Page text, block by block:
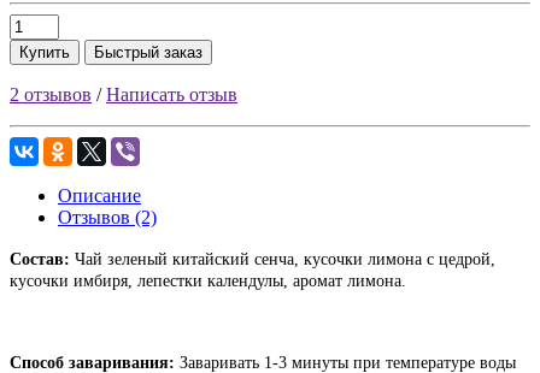
Купить Быстрый заказ
2 отзывов /Написать отзыв
Описание
Отзывов (2)
Состав: Чай зеленый китайский сенча, кусочки лимона с цедрой,
кусочки имбиря, лепестки календулы, аромат лимона.
Способ заваривания: Заваривать 1-3 минуты при температуре воды